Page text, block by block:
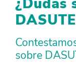
¿Dudas
sobre